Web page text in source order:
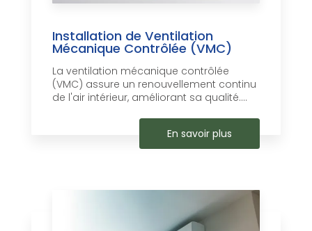
Installation de Ventilation
Mécanique Contrôlée (VMC)
La ventilation mécanique contrôlée
(VMC) assure un renouvellement continu
de l'air intérieur, améliorant sa qualité....
En savoir plus